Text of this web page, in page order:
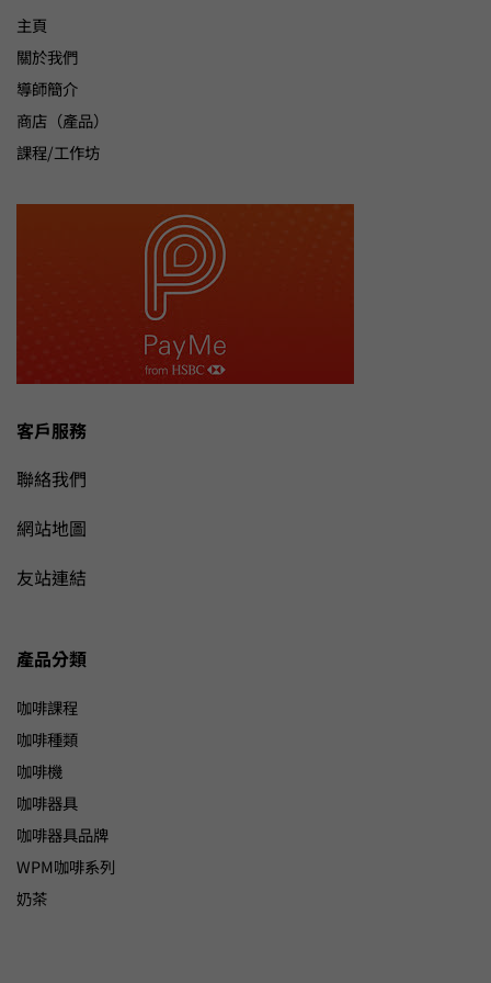
主頁
關於我們
導師簡介
商店（產品）
課程/工作坊
客戶服務
聯絡我們
網站地圖
友站連結
產品分類
咖啡課程
咖啡種類
咖啡機
咖啡器具
咖啡器具品牌
WPM咖啡系列
奶茶